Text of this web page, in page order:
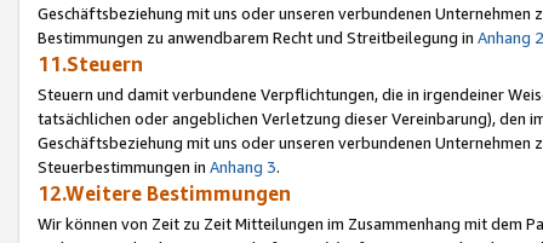
Geschäftsbeziehung mit uns oder unseren verbundenen
Bestimmungen zu anwendbarem Recht und Streitbeilegung in Anhang 2
11.Steuern
Steuern und damit verbundene Verpflichtungen, die in irgendeiner
tatsächlichen oder angeblichen Verletzung dieser Vereinbarung), den
Geschäftsbeziehung mit uns oder unseren verbundenen
Steuerbestimmungen in Anhang 3.
12.Weitere Bestimmungen
Wir können von Zeit zu Zeit Mitteilungen im Zusammenhang mit dem